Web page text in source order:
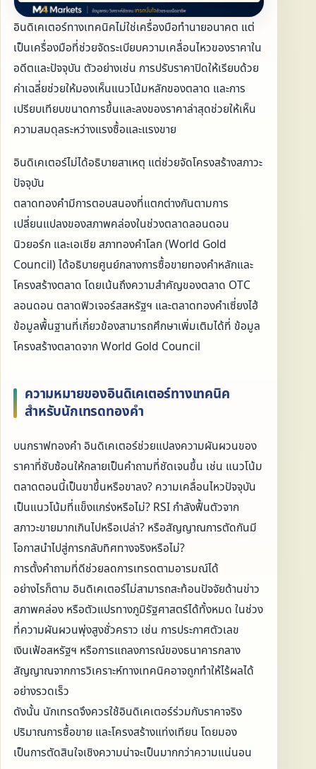
อินดิเคเตอร์ทางเทคนิคไม่ใช่เครื่องมือทำนายอนาคต แต่
เป็นเครื่องมือที่ช่วยจัดระเบียบความเคลื่อนไหวของราคาใน
อดีตและปัจจุบัน ตัวอย่างเช่น การปรับราคาปิดให้เรียบด้วย
ค่าเฉลี่ยช่วยให้มองเห็นแนวโน้มหลักของตลาด และการ
เปรียบเทียบขนาดการขึ้นและลงของราคาล่าสุดช่วยให้เห็น
ความสมดุลระหว่างแรงซื้อและแรงขาย
อินดิเคเตอร์ไม่ได้อธิบายสาเหตุ แต่ช่วยจัดโครงสร้างสภาวะ
ปัจจุบัน
ตลาดทองคำมีการตอบสนองที่แตกต่างกันตามการ
เปลี่ยนแปลงของสภาพคล่องในช่วงตลาดลอนดอน
นิวยอร์ก และเอเชีย สภาทองคำโลก (World Gold
Council) ได้อธิบายศูนย์กลางการซื้อขายทองคำหลักและ
โครงสร้างตลาด โดยเน้นถึงความสำคัญของตลาด OTC
ลอนดอน ตลาดฟิวเจอร์สสหรัฐฯ และตลาดทองคำเซี่ยงไฮ้
ข้อมูลพื้นฐานที่เกี่ยวข้องสามารถศึกษาเพิ่มเติมได้ที่ ข้อมูล
โครงสร้างตลาดจาก World Gold Council
ความหมายของอินดิเคเตอร์ทางเทคนิค
สำหรับนักเทรดทองคำ
บนกราฟทองคำ อินดิเคเตอร์ช่วยแปลงความผันผวนของ
ราคาที่ซับซ้อนให้กลายเป็นคำถามที่ชัดเจนขึ้น เช่น แนวโน้ม
ตลาดตอนนี้เป็นขาขึ้นหรือขาลง? ความเคลื่อนไหวปัจจุบัน
เป็นแนวโน้มที่แข็งแกร่งหรือไม่? RSI กำลังฟื้นตัวจาก
สภาวะขายมากเกินไปหรือเปล่า? หรือสัญญาณการตัดกันมี
โอกาสนำไปสู่การกลับทิศทางจริงหรือไม่?
การตั้งคำถามที่ดีช่วยลดการเทรดตามอารมณ์ได้
อย่างไรก็ตาม อินดิเคเตอร์ไม่สามารถสะท้อนปัจจัยด้านข่าว
สภาพคล่อง หรือตัวแปรทางภูมิรัฐศาสตร์ได้ทั้งหมด ในช่วง
ที่ความผันผวนพุ่งสูงชั่วคราว เช่น การประกาศตัวเลข
เงินเฟ้อสหรัฐฯ หรือการแถลงการณ์ของธนาคารกลาง
สัญญาณจากการวิเคราะห์ทางเทคนิคอาจถูกทำให้ไร้ผลได้
อย่างรวดเร็ว
ดังนั้น นักเทรดจึงควรใช้อินดิเคเตอร์ร่วมกับราคาจริง
ปริมาณการซื้อขาย และโครงสร้างแท่งเทียน โดยมอง
เป็นการตัดสินใจเชิงความน่าจะเป็นมากกว่าความแน่นอน